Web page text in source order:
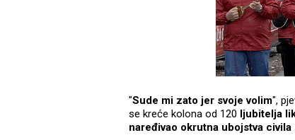
"Sude mi zato jer svoje volim",
se kreće kolona od 120 ljubitelja
naređivao okrutna ubojstva